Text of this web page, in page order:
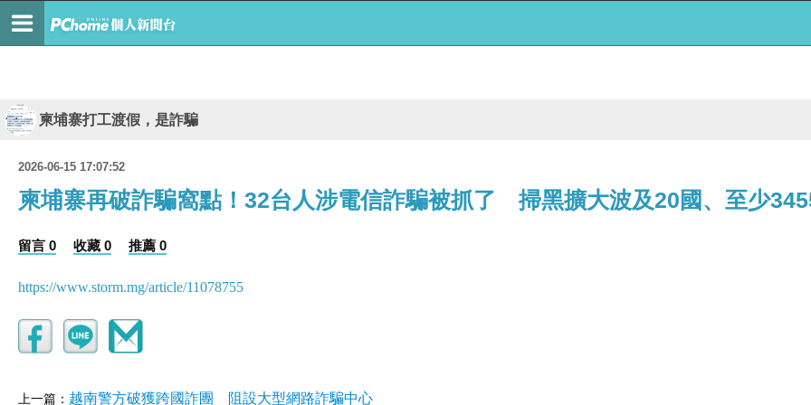
柬埔寨打工渡假，是詐騙
2026-06-15 17:07:52
柬埔寨再破詐騙窩點！32台人涉電信詐騙被抓了 掃黑擴大波及20國、至少
留言 0 收藏 0 推薦 0
https://www.storm.mg/article/11078755
上一篇： 越南警方破獲跨國詐團 阻設大型網路詐騙中心